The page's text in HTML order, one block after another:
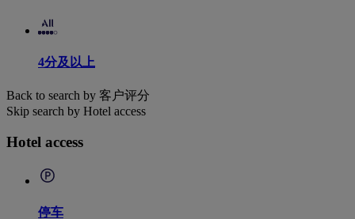
4分及以上
Back to search by 客户评分
Skip search by Hotel access
Hotel access
停车